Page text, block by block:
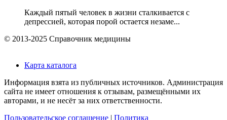
Каждый пятый человек в жизни сталкивается с
депрессией, которая порой остается незаме...
© 2013-2025 Справочник медицины
Карта каталога
Информация взята из публичных источников. Администрация
сайта не имеет отношения к отзывам, размещёнными их
авторами, и не несёт за них ответственности.
Пользовательское соглашение | Политика